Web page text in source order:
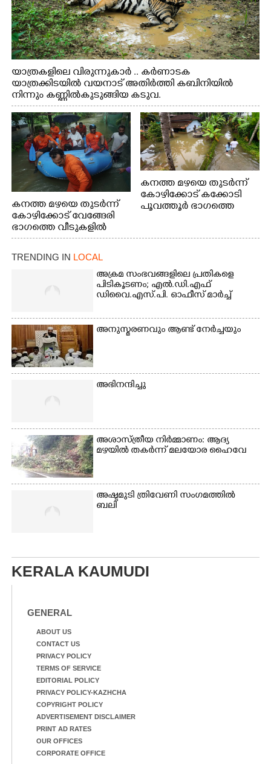
യാത്രകളിലെ വിരുന്നുകാർ .. കർണാടക
യാത്രക്കിടയിൽ വയനാട് അതിർത്തി കബിനിയിൽ
നിന്നും കണ്ണിൽകുടുങ്ങിയ കടുവ.
കനത്ത മഴയെ തുടർന്ന്
കോഴിക്കോട് വേങ്ങേരി
ഭാഗത്തെ വീടുകളിൽ
വെള്ളം
കയറിയപ്പോൾ ആളുകളെ
സുരക്ഷിത സ്ഥാനത്തേക്ക്
മാറ്റുന്ന സുരക്ഷാസേനാം
കനത്ത മഴയെ തുടർന്ന്
കോഴിക്കോട് കക്കോടി
പൂവത്തൂർ ഭാഗത്തെ
TRENDING IN LOCAL
അക്രമ സംഭവങ്ങളിലെ പ്രതികളെ
പിടികൂടണം; എൽ.ഡി.എഫ്
ഡിവൈ.എസ്.പി. ഓഫീസ് മാർച്ച്
അനുസ്മരണവും ആണ്ട് നേർച്ചയും
അഭിനന്ദിച്ചു
അശാസ്ത്രീയ നിർമ്മാണം: ആദ്യ
മഴയിൽ തകർന്ന് മലയോര ഹൈവേ
അഷ്ടമുടി ത്രിവേണി സംഗമത്തിൽ
ബലി
KERALA KAUMUDI
GENERAL
ABOUT US
CONTACT US
PRIVACY POLICY
TERMS OF SERVICE
EDITORIAL POLICY
PRIVACY POLICY-KAZHCHA
COPYRIGHT POLICY
ADVERTISEMENT DISCLAIMER
PRINT AD RATES
OUR OFFICES
CORPORATE OFFICE